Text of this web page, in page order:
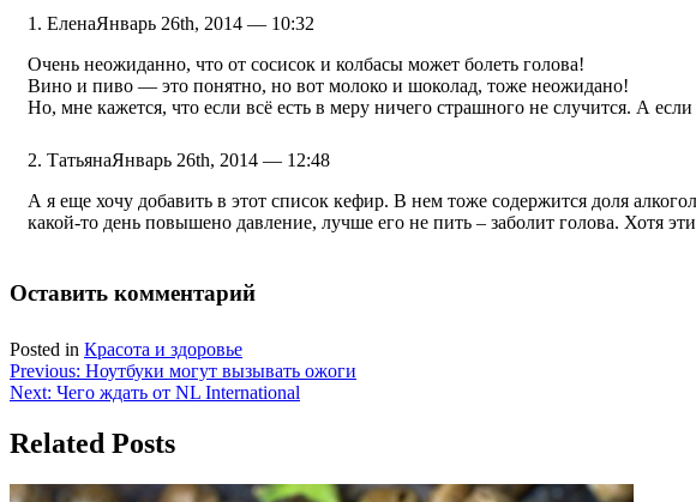
ЕленаЯнварь 26th, 2014 — 10:32
Очень неожиданно, что от сосисок и колбасы может болеть голова!
Вино и пиво — это понятно, но вот молоко и шоколад, тоже неожидано!
Но, мне кажется, что если всё есть в меру ничего страшного не случится. А
ТатьянаЯнварь 26th, 2014 — 12:48
А я еще хочу добавить в этот список кефир. В нем тоже содержится доля
какой-то день повышено давление, лучше его не пить – заболит голова. Хотя
Оставить комментарий
Posted in Красота и здоровье
Навигация
по
записям
Previous: Ноутбуки могут вызывать ожоги
Next: Чего ждать от NL International
Related Posts